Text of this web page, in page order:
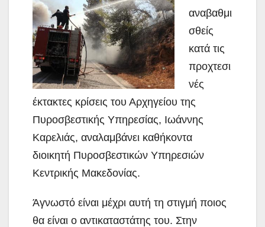
αναβαθμι
σθείς
κατά τις
προχτεσι
νές
έκτακτες κρίσεις του Αρχηγείου της
Πυροσβεστικής Υπηρεσίας, Ιωάννης
Καρελιάς, αναλαμβάνει καθήκοντα
διοικητή Πυροσβεστικών Υπηρεσιών
Κεντρικής Μακεδονίας.
Άγνωστό είναι μέχρι αυτή τη στιγμή ποιος
θα είναι ο αντικαταστάτης του. Στην